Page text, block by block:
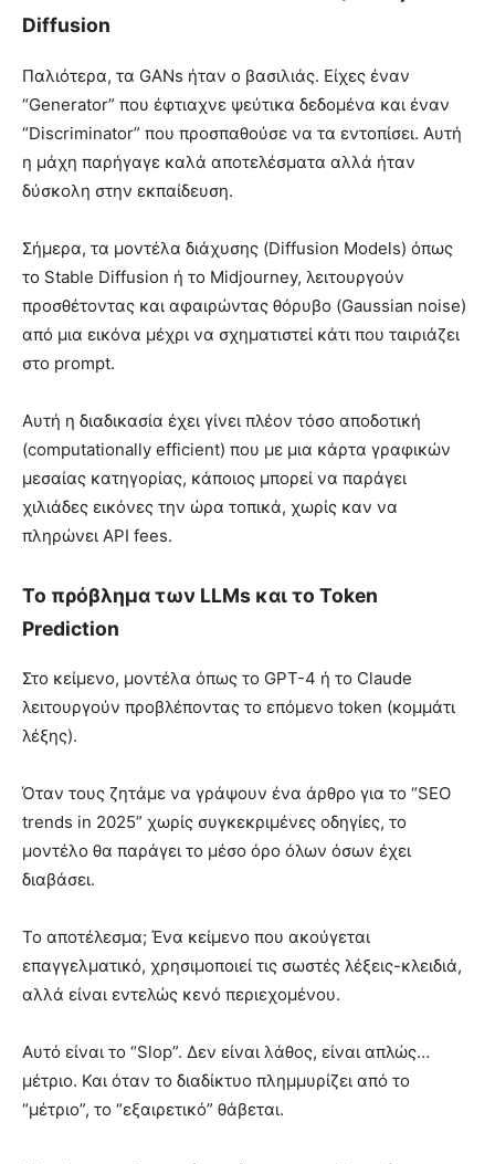
Diffusion
Παλιότερα, τα GANs ήταν ο βασιλιάς. Είχες έναν
“Generator” που έφτιαχνε ψεύτικα δεδομένα και έναν
“Discriminator” που προσπαθούσε να τα εντοπίσει. Αυτή
η μάχη παρήγαγε καλά αποτελέσματα αλλά ήταν
δύσκολη στην εκπαίδευση.
Σήμερα, τα μοντέλα διάχυσης (Diffusion Models) όπως
το Stable Diffusion ή το Midjourney, λειτουργούν
προσθέτοντας και αφαιρώντας θόρυβο (Gaussian noise)
από μια εικόνα μέχρι να σχηματιστεί κάτι που ταιριάζει
στο prompt.
Αυτή η διαδικασία έχει γίνει πλέον τόσο αποδοτική
(computationally efficient) που με μια κάρτα γραφικών
μεσαίας κατηγορίας, κάποιος μπορεί να παράγει
χιλιάδες εικόνες την ώρα τοπικά, χωρίς καν να
πληρώνει API fees.
Το πρόβλημα των LLMs και το Token
Prediction
Στο κείμενο, μοντέλα όπως το GPT-4 ή το Claude
λειτουργούν προβλέποντας το επόμενο token (κομμάτι
λέξης).
Όταν τους ζητάμε να γράψουν ένα άρθρο για το “SEO
trends in 2025” χωρίς συγκεκριμένες οδηγίες, το
μοντέλο θα παράγει το μέσο όρο όλων όσων έχει
διαβάσει.
Το αποτέλεσμα; Ένα κείμενο που ακούγεται
επαγγελματικό, χρησιμοποιεί τις σωστές λέξεις-κλειδιά,
αλλά είναι εντελώς κενό περιεχομένου.
Αυτό είναι το “Slop”. Δεν είναι λάθος, είναι απλώς…
μέτριο. Και όταν το διαδίκτυο πλημμυρίζει από το
“μέτριο”, το “εξαιρετικό” θάβεται.